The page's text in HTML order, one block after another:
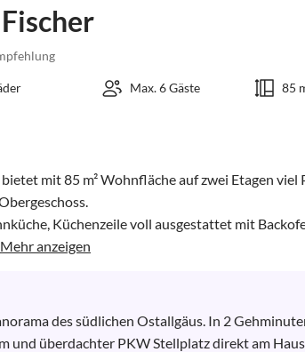
Max. 6 Gäste 85
mit 85 m² Wohnfläche auf zwei Etagen viel
Küchenzeile voll ausgestattet mit
Mehr anzeigen
des südlichen Ostallgäus. In 2
und überdachter PKW Stellplatz direkt am